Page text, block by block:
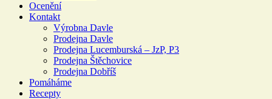
Ocenění
Kontakt
Výrobna Davle
Prodejna Davle
Prodejna Lucemburská – JzP, P3
Prodejna Štěchovice
Prodejna Dobříš
Pomáháme
Recepty